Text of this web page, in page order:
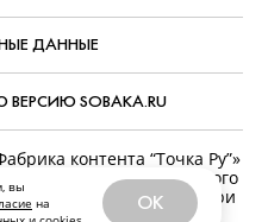
вы
на
OK
ДАННЫЕ
SOBAKA.RU
контента “Точка Ру”»
материалов данного
разрешения. При
обязательна.